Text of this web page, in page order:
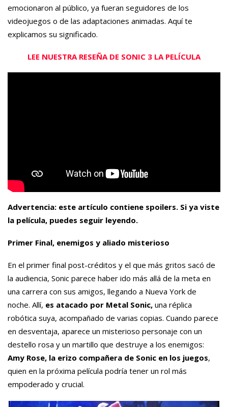
emocionaron al público, ya fueran seguidores de los
videojuegos o de las adaptaciones animadas. Aquí te
explicamos su significado.
LEE NUESTRA RESEÑA DE SONIC 3 LA PELÍCULA
Advertencia: este artículo contiene spoilers. Si ya viste
la película, puedes seguir leyendo.
Primer Final, enemigos y aliado misterioso
En el primer final post-créditos y el que más gritos sacó de
la audiencia, Sonic parece haber ido más allá de la meta en
una carrera con sus amigos, llegando a Nueva York de
noche. Allí, es atacado por Metal Sonic, una réplica
robótica suya, acompañado de varias copias. Cuando parece
en desventaja, aparece un misterioso personaje con un
destello rosa y un martillo que destruye a los enemigos:
Amy Rose, la erizo compañera de Sonic en los juegos,
quien en la próxima película podría tener un rol más
empoderado y crucial.